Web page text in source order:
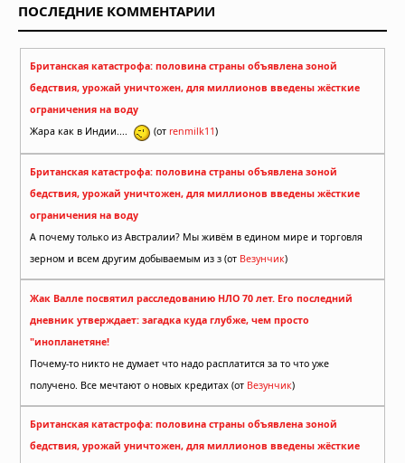
ПОСЛЕДНИЕ КОММЕНТАРИИ
Британская катастрофа: половина страны объявлена зоной
бедствия, урожай уничтожен, для миллионов введены жёсткие
ограничения на воду
Жара как в Индии....
(от renmilk11)
Британская катастрофа: половина страны объявлена зоной
бедствия, урожай уничтожен, для миллионов введены жёсткие
ограничения на воду
А почему только из Австралии? Мы живём в едином мире и торговля
зерном и всем другим добываемым из з (от Везунчик)
Жак Валле посвятил расследованию НЛО 70 лет. Его последний
дневник утверждает: загадка куда глубже, чем просто
"инопланетяне!
Почему-то никто не думает что надо расплатится за то что уже
получено. Все мечтают о новых кредитах (от Везунчик)
Британская катастрофа: половина страны объявлена зоной
бедствия, урожай уничтожен, для миллионов введены жёсткие